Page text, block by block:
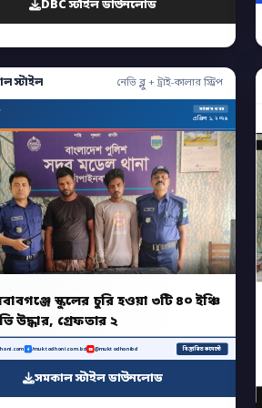
DBC স্টাইল ডাউনলোড
স্টাইল নেভি ব্লু + ট্রাই-কালার স্ট্রিপ
সর্বশেষ খবর
এপ্রিল ১, ২০২৬
স্কুলের চুরি হওয়া ৩টি ৪০ ইঞ্চি
উদ্ধার, গ্রেফতার ২
/muktodhoni.com.bd @muktodhonibd বিস্তারিত কমেন্টে
সমকাল স্টাইল ডাউনলোড